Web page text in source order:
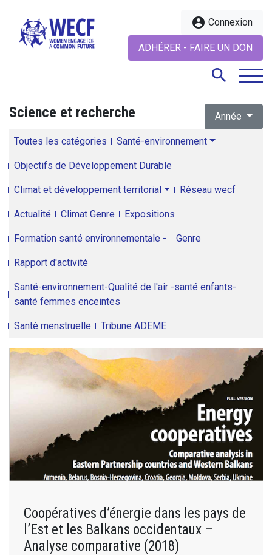
account_circle Connexion
ADHÉRER - FAIRE UN DON
search
Science et recherche Année
Toutes les catégories Santé-environnement
Objectifs de Développement Durable
Climat et développement territorial Réseau wecf
Actualité Climat Genre Expositions
Formation santé environnementale - Genre
Rapport d'activité
Santé-environnement-Qualité de l'air -santé enfants-
santé femmes enceintes
Santé menstruelle Tribune ADEME
Coopératives d’énergie dans les pays de
l’Est et les Balkans occidentaux –
Analyse comparative (2018)